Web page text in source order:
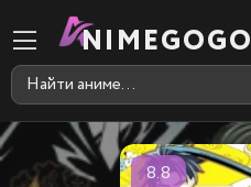
NIMEGOGO
8.8